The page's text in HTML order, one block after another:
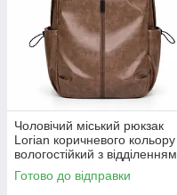
Чоловічий міський рюкзак
Lorian коричневого кольору
вологостійкий з відділенням
для ноутбука LR 4328 BN
Готово до відправки